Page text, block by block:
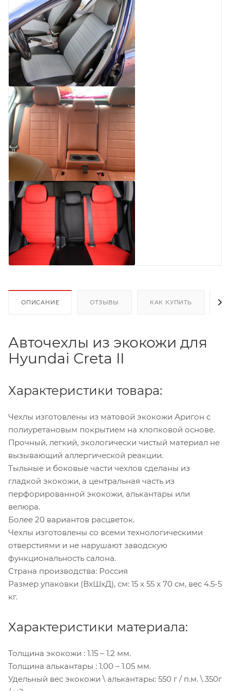
ОПИСАНИЕ ОТЗЫВЫ КАК КУПИТЬ
Авточехлы из экокожи для
Hyundai Creta II
Характеристики товара:
Чехлы изготовлены из матовой экокожи Аригон с
полиуретановым покрытием на хлопковой основе.
Прочный, легкий, экологически чистый материал не
вызывающий аллергической реакции.
Тыльные и боковые части чехлов сделаны из
гладкой экокожи, а центральная часть из
перфорированной экокожи, алькантары или
велюра.
Более 20 вариантов расцветок.
Чехлы изготовлены со всеми технологическими
отверстиями и не нарушают заводскую
функциональность салона.
Страна производства: Россия
Размер упаковки (ВхШхД), см: 15 x 55 x 70 см, вес 4.5-5
кг.
Характеристики материала:
Толщина экокожи : 1.15 – 1.2 мм.
Толщина алькантары : 1.00 – 1.05 мм.
Удельный вес экокожи \ алькантары: 550 г / п.м. \ 350г